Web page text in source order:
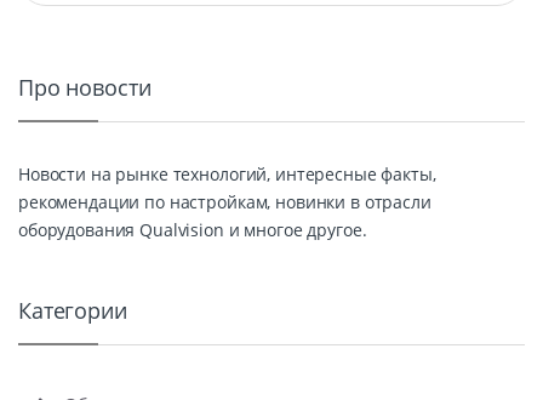
Про новости
Новости на рынке технологий, интересные факты,
рекомендации по настройкам, новинки в отрасли
оборудования Qualvision и многое другое.
Категории